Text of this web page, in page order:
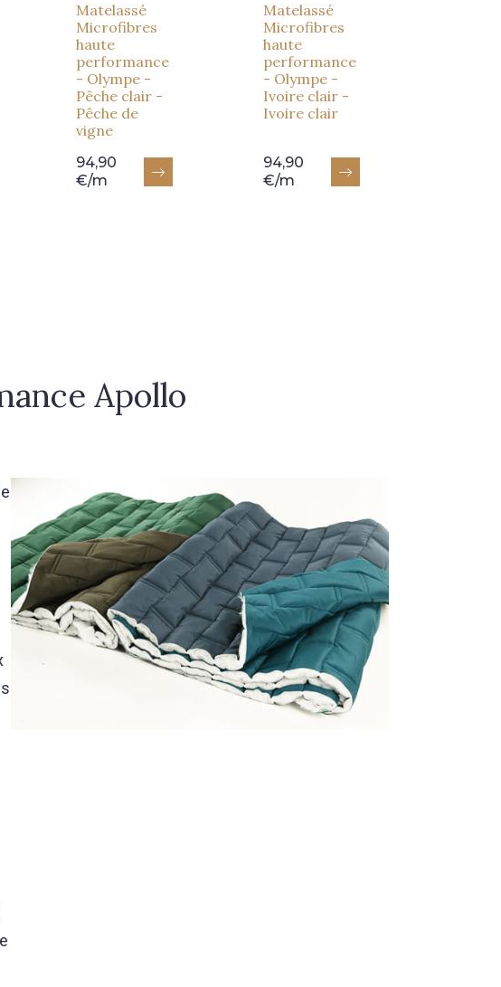
Matelassé
Microfibres
haute
performance
- Olympe -
Pêche clair -
Pêche de
vigne
94,90
€/m
Matelassé
Microfibres
haute
performance
- Olympe -
Ivoire clair -
Ivoire clair
94,90
€/m
Apollo